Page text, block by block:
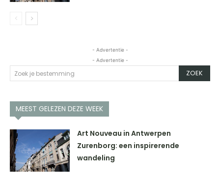
- Advertentie -
- Advertentie -
Zoek je bestemming ZOEK
MEEST GELEZEN DEZE WEEK
Art Nouveau in Antwerpen
Zurenborg: een inspirerende
wandeling